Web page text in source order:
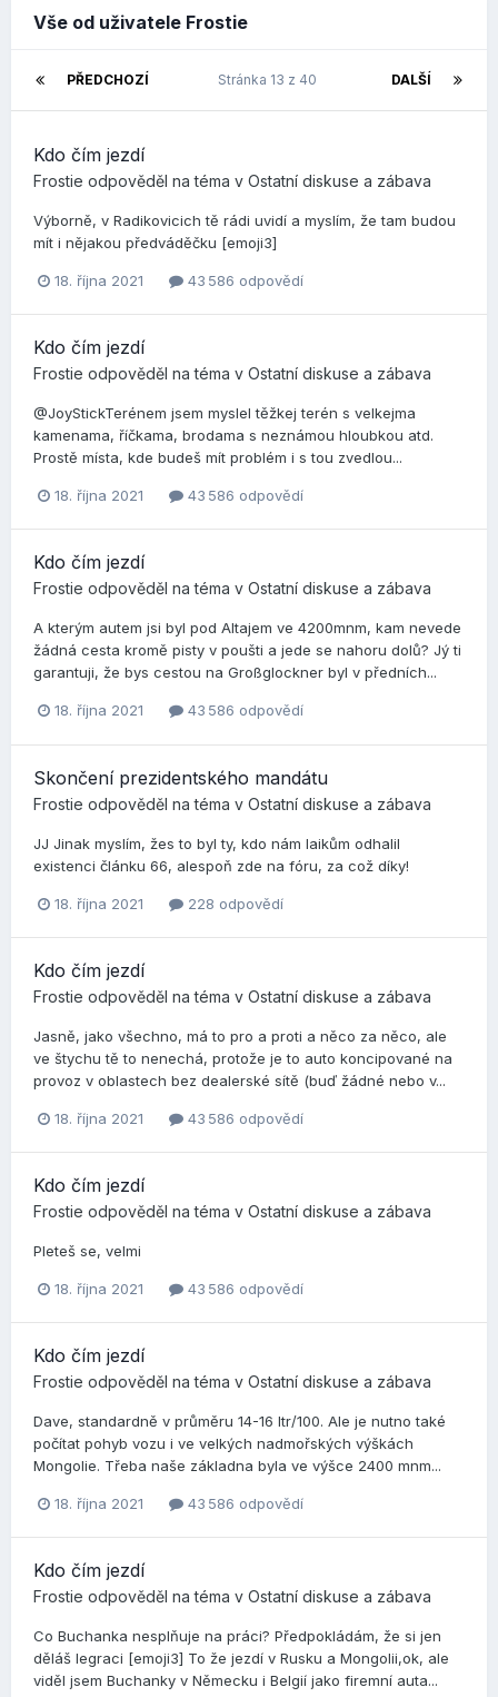
Vše od uživatele Frostie
PŘEDCHOZÍ DALŠÍ
Stránka 13 z 40
Kdo čím jezdí
Frostie odpověděl na téma v Ostatní diskuse a zábava
Výborně, v Radikovicich tě rádi uvidí a myslím, že tam budou
mít i nějakou předváděčku [emoji3]
18. října 2021 43 586 odpovědí
Kdo čím jezdí
Frostie odpověděl na téma v Ostatní diskuse a zábava
@JoyStickTerénem jsem myslel těžkej terén s velkejma
kamenama, říčkama, brodama s neznámou hloubkou atd.
Prostě místa, kde budeš mít problém i s tou zvedlou...
18. října 2021 43 586 odpovědí
Kdo čím jezdí
Frostie odpověděl na téma v Ostatní diskuse a zábava
A kterým autem jsi byl pod Altajem ve 4200mnm, kam nevede
žádná cesta kromě pisty v poušti a jede se nahoru dolů? Jý ti
garantuji, že bys cestou na Großglockner byl v předních...
18. října 2021 43 586 odpovědí
Skončení prezidentského mandátu
Frostie odpověděl na téma v Ostatní diskuse a zábava
JJ Jinak myslím, žes to byl ty, kdo nám laikům odhalil
existenci článku 66, alespoň zde na fóru, za což díky!
18. října 2021 228 odpovědí
Kdo čím jezdí
Frostie odpověděl na téma v Ostatní diskuse a zábava
Jasně, jako všechno, má to pro a proti a něco za něco, ale
ve štychu tě to nenechá, protože je to auto koncipované na
provoz v oblastech bez dealerské sítě (buď žádné nebo v...
18. října 2021 43 586 odpovědí
Kdo čím jezdí
Frostie odpověděl na téma v Ostatní diskuse a zábava
Pleteš se, velmi
18. října 2021 43 586 odpovědí
Kdo čím jezdí
Frostie odpověděl na téma v Ostatní diskuse a zábava
Dave, standardně v průměru 14-16 ltr/100. Ale je nutno také
počítat pohyb vozu i ve velkých nadmořských výškách
Mongolie. Třeba naše základna byla ve výšce 2400 mnm...
18. října 2021 43 586 odpovědí
Kdo čím jezdí
Frostie odpověděl na téma v Ostatní diskuse a zábava
Co Buchanka nesplňuje na práci? Předpokládám, že si jen
děláš legraci [emoji3] To že jezdí v Rusku a Mongolii,ok, ale
viděl jsem Buchanky v Německu i Belgií jako firemní auta...